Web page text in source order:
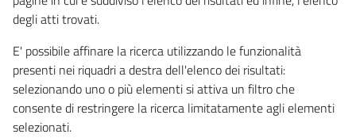
degli atti trovati.
E' possibile affinare la ricerca utilizzando le funzionalità
presenti nei riquadri a destra dell'elenco dei risultati:
selezionando uno o più elementi si attiva un filtro che
consente di restringere la ricerca limitatamente agli elementi
selezionati.